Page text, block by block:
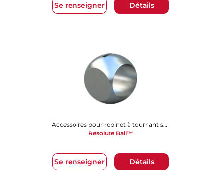
Se renseigner Détails
Se renseigner Détails
Accessoires pour robinet à tournant sphérique
Resolute Ball™